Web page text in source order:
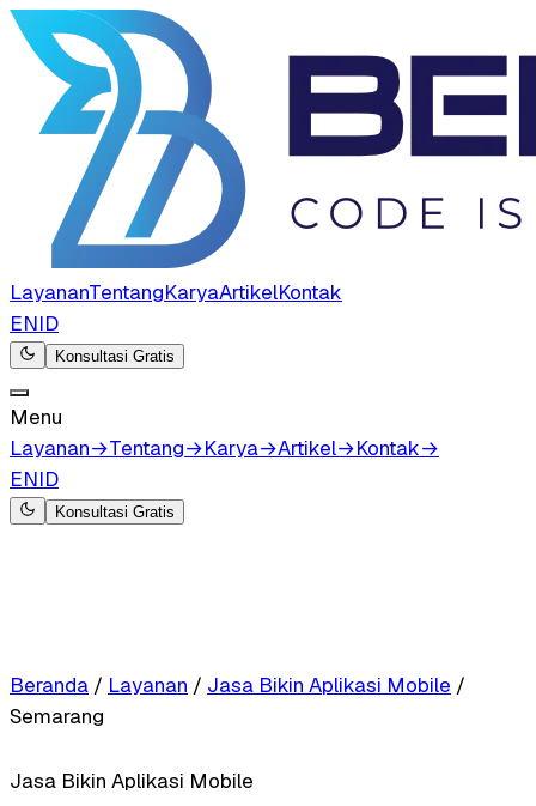
LayananTentangKaryaArtikelKontak
ENID
Konsultasi Gratis
Menu
Layanan→Tentang→Karya→Artikel→Kontak→
ENID
Konsultasi Gratis
Beranda / Layanan / Jasa Bikin Aplikasi Mobile /
Semarang
Jasa Bikin Aplikasi Mobile